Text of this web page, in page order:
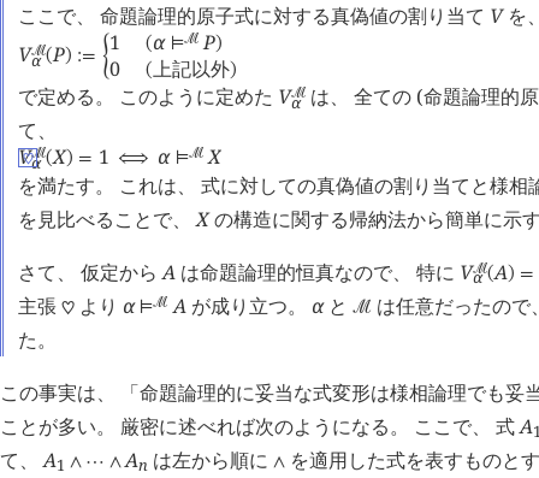
ここで、 命題論理的原子式に対する真偽値の割り当て Vを
Vα
󰒤(P) := 󰁮
1 ( α ⊨󰒤 P)
0 (上記以外)
で定める。 このように定めた Vα
󰒤 は、 全ての (命題論理的
て、
Vα
󰒤(X) = 1 ⟺ α ⊨󰒤 X
♡
を満たす。 これは、 式に対しての真偽値の割り当てと様
を見比べることで、Xの構造に関する帰納法から簡単に示
さて、 仮定からA は命題論理的恒真なので、 特に Vα
󰒤(A) =
主張 ♡ より α ⊨󰒤 Aが成り立つ。 αと 󰒤 は任意だったの
た。
この事実は、 「命題論理的に妥当な式変形は様相論理でも妥
ことが多い。 厳密に述べれば次のようになる。 ここで、 式A
て、A1 ∧ ⋯ ∧ An は左から順に∧ を適用した式を表すものと